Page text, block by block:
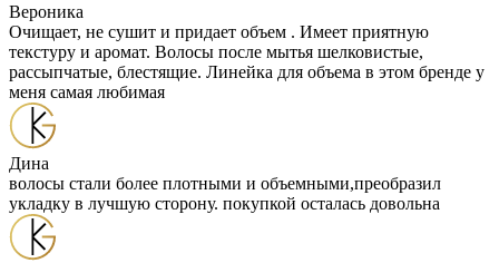
Вероника
Очищает, не сушит и придает объем . Имеет приятную
текстуру и аромат. Волосы после мытья шелковистые,
рассыпчатые, блестящие. Линейка для объема в этом бренде у
меня самая любимая
Дина
волосы стали более плотными и объемными,преобразил
укладку в лучшую сторону. покупкой осталась довольна